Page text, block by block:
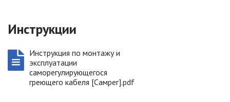
Инструкции
Инструкция по монтажу и
эксплуатации
саморегулирующегося
греющего кабеля [Самрег].pdf